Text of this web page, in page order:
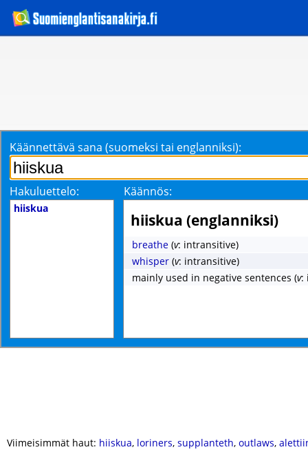
Käännettävä sana (suomeksi tai englanniksi):
Hakuluettelo: Käännös:
hiiskua
hiiskua (englanniksi)
breathe (v: intransitive)
whisper (v: intransitive)
mainly used in negative sentences (v:
Viimeisimmät haut: hiiskua, loriners, supplanteth, outlaws,